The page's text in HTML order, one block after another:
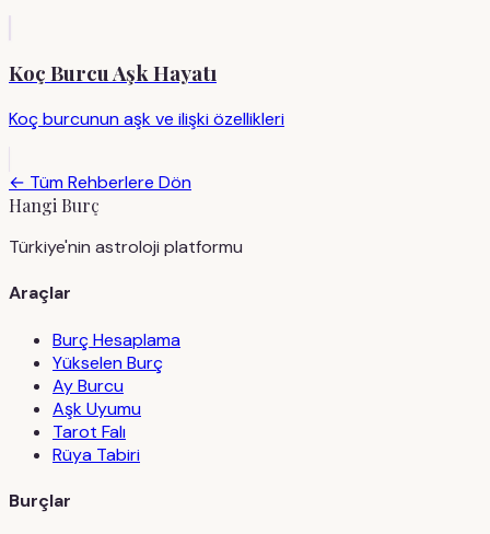
Koç Burcu Aşk Hayatı
Koç burcunun aşk ve ilişki özellikleri
← Tüm Rehberlere Dön
Hangi Burç
Türkiye'nin astroloji platformu
Araçlar
Burç Hesaplama
Yükselen Burç
Ay Burcu
Aşk Uyumu
Tarot Falı
Rüya Tabiri
Burçlar